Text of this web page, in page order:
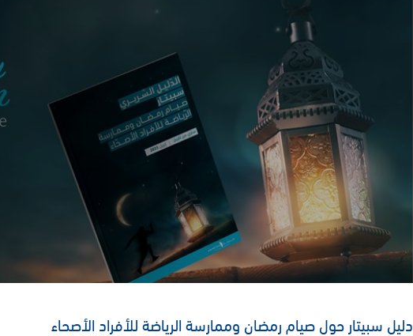
دليل سبيتار حول صيام رمضان وممارسة الرياضة للأفراد الأصحاء